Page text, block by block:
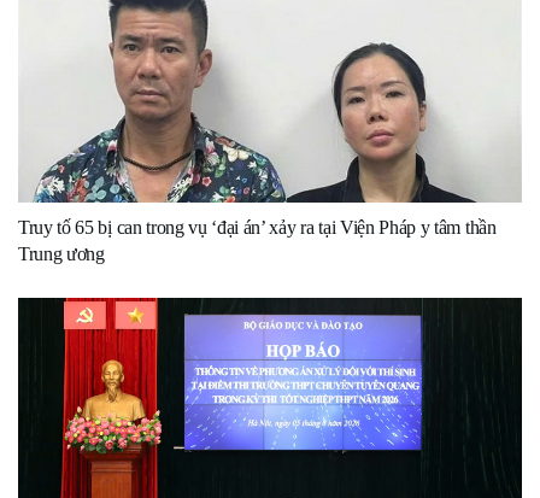
Truy tố 65 bị can trong vụ ‘đại án’ xảy ra tại Viện Pháp y tâm thần
Trung ương